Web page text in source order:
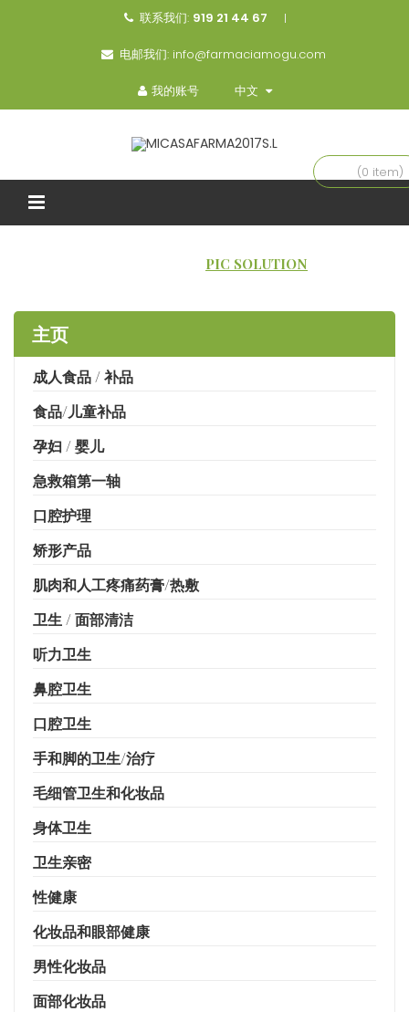
联系我们: 919 21 44 67
电邮我们: info@farmaciamogu.com
我的账号 中文
(0 item)
PIC SOLUTION
主页
成人食品 / 补品
食品/儿童补品
孕妇 / 婴儿
急救箱第一轴
口腔护理
矫形产品
肌肉和人工疼痛药膏/热敷
卫生 / 面部清洁
听力卫生
鼻腔卫生
口腔卫生
手和脚的卫生/治疗
毛细管卫生和化妆品
身体卫生
卫生亲密
性健康
化妆品和眼部健康
男性化妆品
面部化妆品